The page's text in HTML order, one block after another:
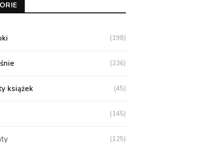
(198)
(236)
książek (45)
(145)
(125)